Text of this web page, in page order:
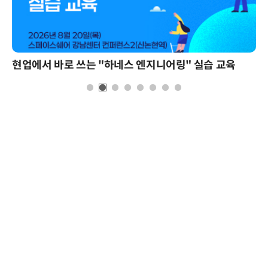
현업에서 바로 쓰는 "하네스 엔지니어링" 실습 교육